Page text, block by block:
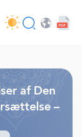
af Den
–